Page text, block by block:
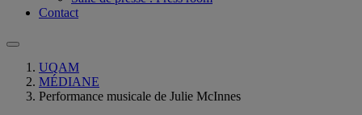
Contact
UQAM
MÉDIANE
Performance musicale de Julie McInnes